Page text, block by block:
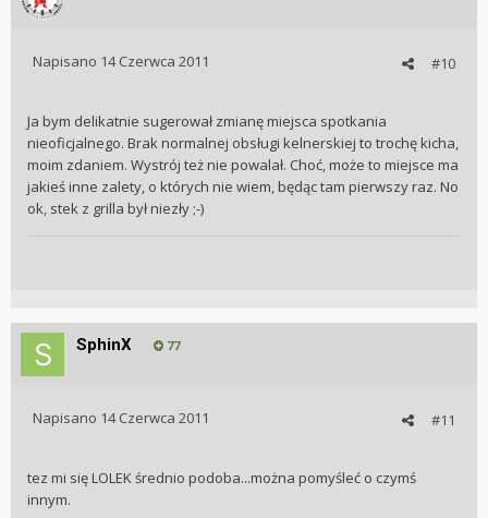
#10
Napisano 14 Czerwca 2011
Ja bym delikatnie sugerował zmianę miejsca spotkania
nieoficjalnego. Brak normalnej obsługi kelnerskiej to trochę kicha,
moim zdaniem. Wystrój też nie powalał. Choć, może to miejsce ma
jakieś inne zalety, o których nie wiem, będąc tam pierwszy raz. No
ok, stek z grilla był niezły ;-)
SphinX 77
#11
Napisano 14 Czerwca 2011
tez mi się LOLEK średnio podoba...można pomyśleć o czymś
innym.